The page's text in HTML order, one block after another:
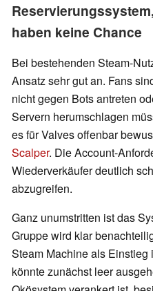
haben keine Chance
Bei bestehenden Steam-
Ansatz sehr gut an. Fans
nicht gegen Bots antreten
Servern herumschlagen
es für Valves offenbar
Scalper. Die Account-
Wiederverkäufer deutlich
abzugreifen.
Ganz unumstritten ist das
Gruppe wird klar
Steam Machine als
könnte zunächst leer